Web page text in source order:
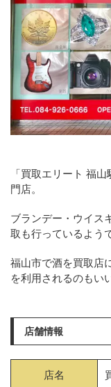
「買取エリート 福
門店。
ブランデー・ウイス
取も行っているよう
福山市で酒を買取店
を利用されるのもい
店舗情報
店名